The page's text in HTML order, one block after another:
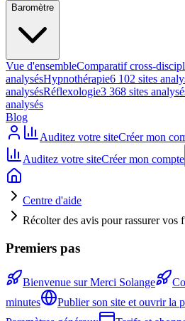
Baromètre
Vue d'ensembleComparatif cross-
analysésHypnothérapie6 102 sites
analysésRéflexologie3 368 sites
analysés
Blog
Auditez votre siteCréer mon
Auditez votre siteCréer mon compte
Centre d'aide
Récolter des avis pour rassurer vos
Premiers pas
Bienvenue sur Merci Solange
minutes
Publier son site et ouvrir la